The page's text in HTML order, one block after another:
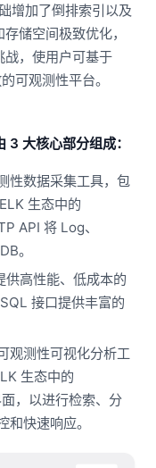
增加了倒排索引以及
储空间极致优化，
战，使用户可基于
可观测性平台。
大核心部分组成：
性数据采集工具，包
生态中的
API 将 Log、
。
高性能、低成本的
接口提供丰富的
观测性可视化分析工
生态中的
，以进行检索、分
快速响应。